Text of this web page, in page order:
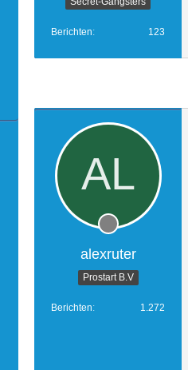
Berichten 123
alexruter
Prostart B.V
Berichten 1.272